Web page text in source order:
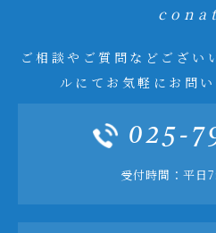
ご相談やご質問などござい
ルにてお気軽にお問
025-
受付時間：平日